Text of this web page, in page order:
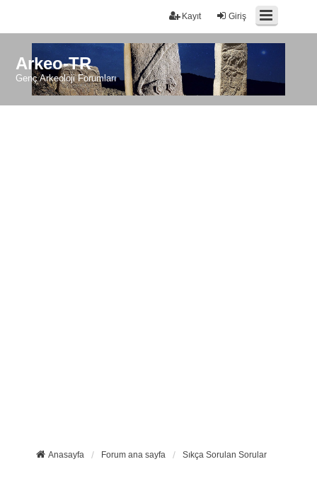
Giriş
Kayıt
Arkeo-TR
Genç Arkeoloji Forumları
Anasayfa Forum ana sayfa Sıkça Sorulan Sorular